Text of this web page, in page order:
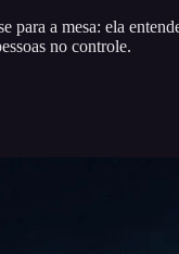
a mesa: ela
no controle.